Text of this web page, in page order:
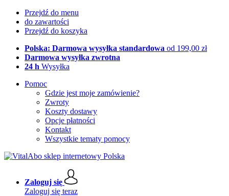
Przejdź do menu
do zawartości
Przejdź do koszyka
Polska: Darmowa wysyłka standardowa od 199,00 zł
Darmowa wysyłka zwrotna
24 h Wysyłka
Pomoc
Gdzie jest moje zamówienie?
Zwroty
Koszty dostawy
Opcje płatności
Kontakt
Wszystkie tematy pomocy
Zaloguj się
Zaloguj się teraz